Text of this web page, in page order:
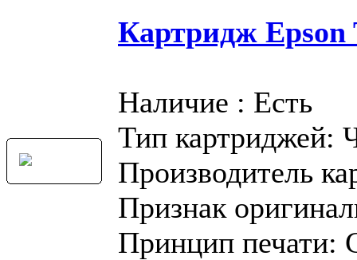
Картридж Epson
Наличие : Есть
Тип картриджей:
Производитель
Признак
Принцип печати: